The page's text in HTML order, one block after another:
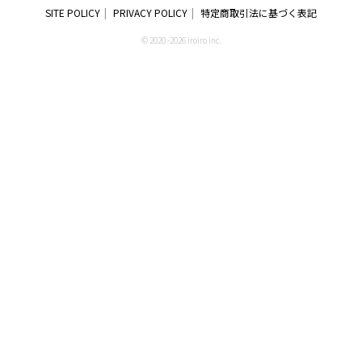
SITE POLICY PRIVACY POLICY 特定商取引法に基づく表記
© 2020 -2026 iroiro inc.